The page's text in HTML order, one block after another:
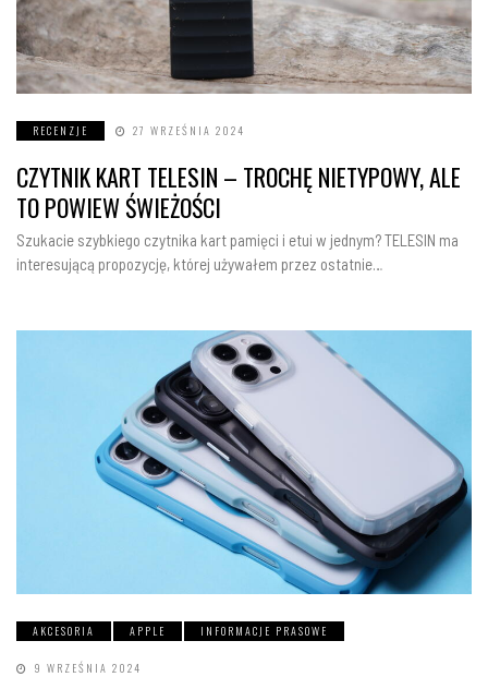
RECENZJE 27 WRZEŚNIA 2024
CZYTNIK KART TELESIN – TROCHĘ NIETYPOWY, ALE
TO POWIEW ŚWIEŻOŚCI
Szukacie szybkiego czytnika kart pamięci i etui w jednym? TELESIN ma
interesującą propozycję, której używałem przez ostatnie…
AKCESORIA APPLE INFORMACJE PRASOWE
9 WRZEŚNIA 2024